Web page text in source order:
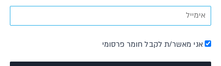
אני מאשר/ת לקבל חומר פרסומי